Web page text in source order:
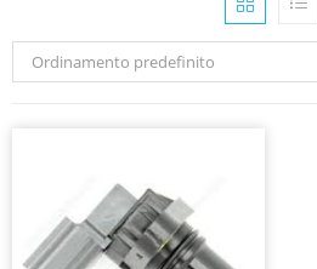
Ordinamento predefinito